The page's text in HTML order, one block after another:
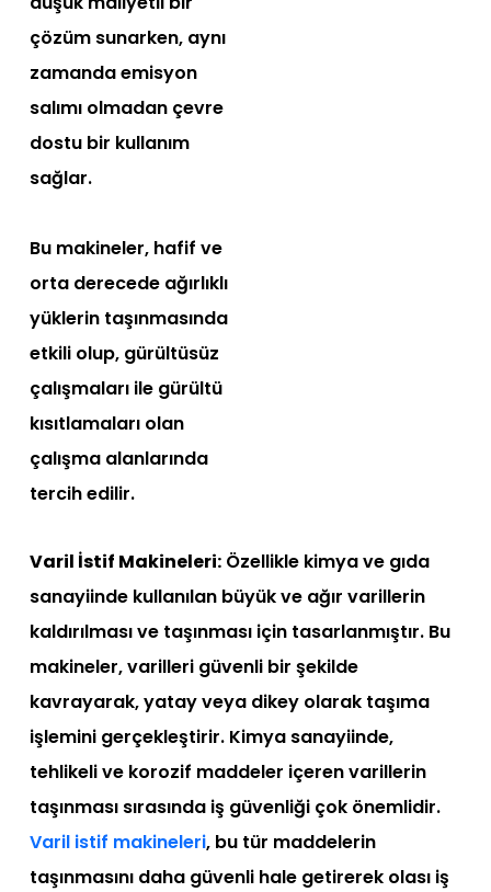
çözüm sunarken, aynı
zamanda emisyon
salımı olmadan çevre
dostu bir kullanım
sağlar.
Bu makineler, hafif ve
orta derecede ağırlıklı
yüklerin taşınmasında
etkili olup, gürültüsüz
çalışmaları ile gürültü
kısıtlamaları olan
çalışma alanlarında
tercih edilir.
Varil İstif Makineleri: Özellikle kimya ve gıda
sanayiinde kullanılan büyük ve ağır varillerin
kaldırılması ve taşınması için tasarlanmıştır. Bu
makineler, varilleri güvenli bir şekilde
kavrayarak, yatay veya dikey olarak taşıma
işlemini gerçekleştirir. Kimya sanayiinde,
tehlikeli ve korozif maddeler içeren varillerin
taşınması sırasında iş güvenliği çok önemlidir.
Varil istif makineleri, bu tür maddelerin
taşınmasını daha güvenli hale getirerek olası iş